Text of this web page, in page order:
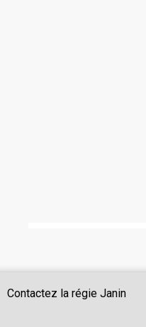
Contactez la régie Janin